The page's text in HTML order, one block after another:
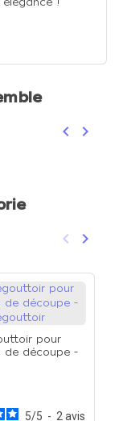
Précédent
keyboard_arrow_left keyboard_arrow_right
Précédent
keyboard_arrow_left keyboard_arrow_right
pour
de découpe -
5/5 - 2avis